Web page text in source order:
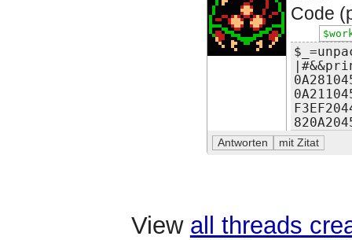
Code
View all threads